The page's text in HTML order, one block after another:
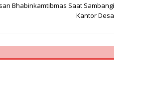
Bhabinkamtibmas Saat Sambangi
Kantor Desa